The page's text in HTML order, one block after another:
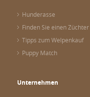
Hunderasse
Finden Sie einen Züchter
Tipps zum Welpenkauf
Puppy Match
Unternehmen